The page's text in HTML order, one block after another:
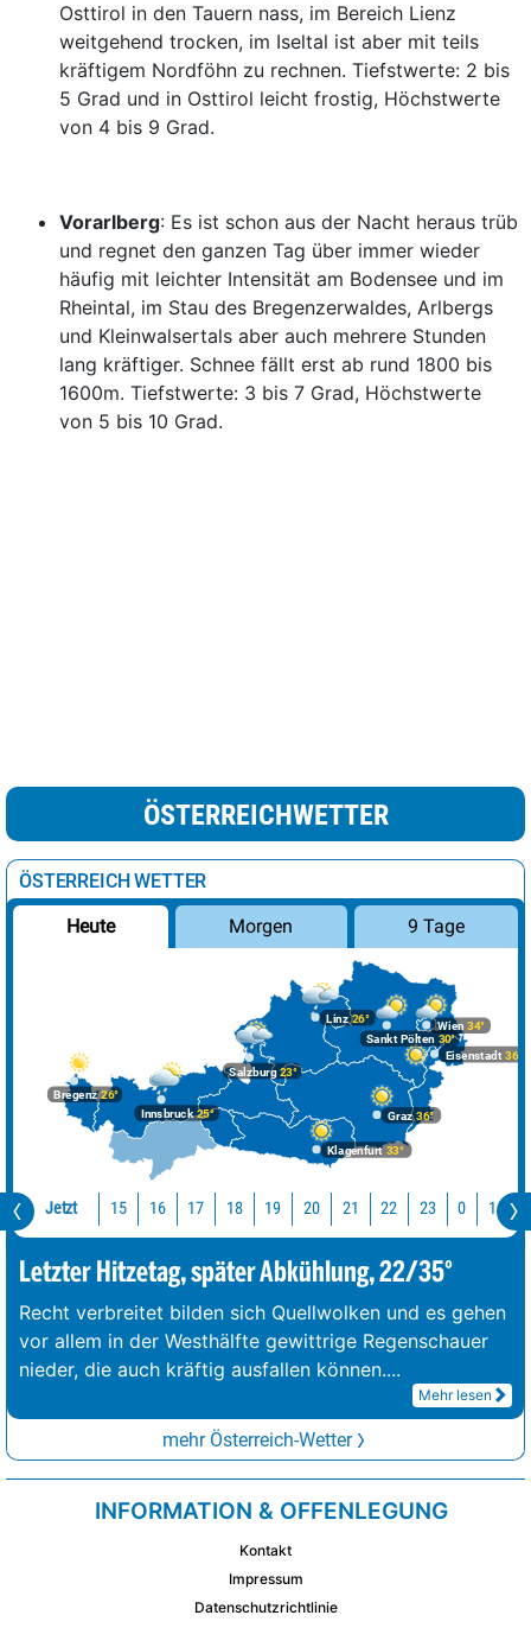
Osttirol in den Tauern nass, im Bereich Lienz
weitgehend trocken, im Iseltal ist aber mit teils
kräftigem Nordföhn zu rechnen. Tiefstwerte: 2 bis
5 Grad und in Osttirol leicht frostig, Höchstwerte
von 4 bis 9 Grad.
Vorarlberg: Es ist schon aus der Nacht heraus trüb
und regnet den ganzen Tag über immer wieder
häufig mit leichter Intensität am Bodensee und im
Rheintal, im Stau des Bregenzerwaldes, Arlbergs
und Kleinwalsertals aber auch mehrere Stunden
lang kräftiger. Schnee fällt erst ab rund 1800 bis
1600m. Tiefstwerte: 3 bis 7 Grad, Höchstwerte
von 5 bis 10 Grad.
ÖSTERREICHWETTER
ÖSTERREICH WETTER
Heute Morgen 9 Tage
Bregenz26°
Graz36°
Innsbruck25°
Klagenfurt 33°
Linz26°
Salzburg23°
Wien 34°
Eisenstadt 36°
Sankt Pölten 30°
Jetzt 15 16 17 18 19 20 21 22 23 0 1
Letzter Hitzetag, später Abkühlung, 22/35°
Recht verbreitet bilden sich Quellwolken und es gehen
vor allem in der Westhälfte gewittrige Regenschauer
nieder, die auch kräftig ausfallen können....
Mehr lesen
mehr Österreich-Wetter
INFORMATION & OFFENLEGUNG
Kontakt
Impressum
Datenschutzrichtlinie